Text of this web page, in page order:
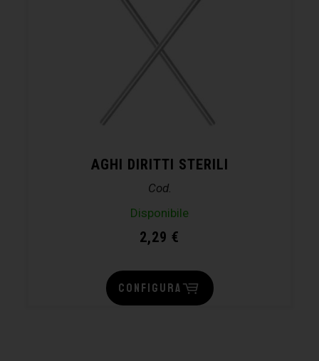
AGHI DIRITTI STERILI
Cod.
Disponibile
2,29 €
CONFIGURA